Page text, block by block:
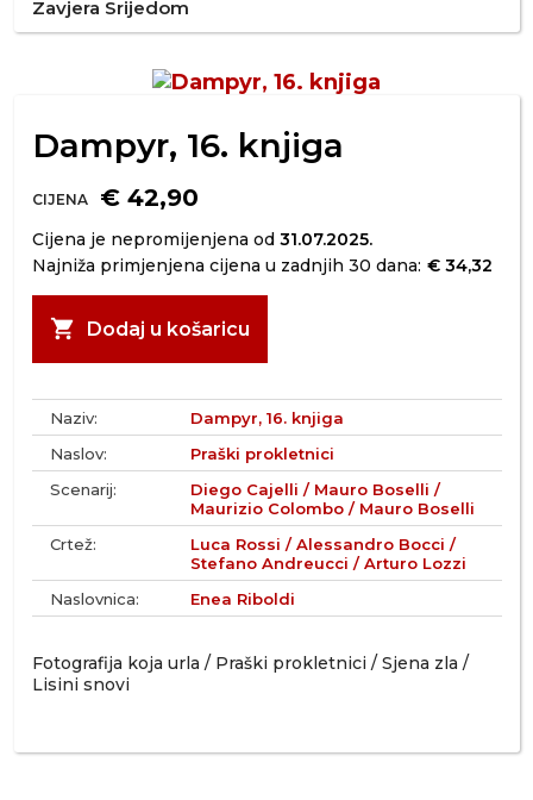
Zavjera Srijedom
Dampyr, 16. knjiga
CIJENA € 42,90
Cijena je nepromijenjena od 31.07.2025.
Najniža primjenjena cijena u zadnjih 30 dana: € 34,32
shopping_cart Dodaj u košaricu
Naziv:
Dampyr, 16. knjiga
Naslov:
Praški prokletnici
Scenarij:
Diego Cajelli / Mauro Boselli /
Maurizio Colombo / Mauro Boselli
Crtež:
Luca Rossi / Alessandro Bocci /
Stefano Andreucci / Arturo Lozzi
Naslovnica:
Enea Riboldi
Fotografija koja urla / Praški prokletnici / Sjena zla /
Lisini snovi